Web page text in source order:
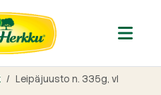
Leipäjuusto n. 335g, vl